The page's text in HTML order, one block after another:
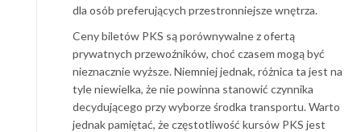
dla osób preferujących przestronniejsze wnętrza.
Ceny biletów PKS są porównywalne z ofertą
prywatnych przewoźników, choć czasem mogą być
nieznacznie wyższe. Niemniej jednak, różnica ta jest na
tyle niewielka, że nie powinna stanowić czynnika
decydującego przy wyborze środka transportu. Warto
jednak pamiętać, że częstotliwość kursów PKS jest